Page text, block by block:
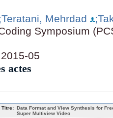
;Teratani, Mehrdad
Symposium
05
actes
Titre: Data Format and View Synthesis for
Super Multiview Video